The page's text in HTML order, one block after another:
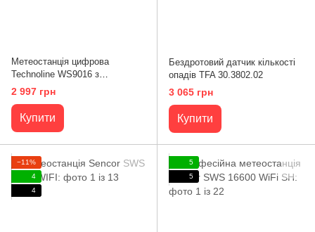
Метеостанція цифрова
Technoline WS9016 з
бездротовим датчиком дощу
та температури, чорна
2 997 грн
Купити
Бездротовий датчик кількості
опадів TFA 30.3802.02
3 065 грн
Купити
−11%
4
4
5
5